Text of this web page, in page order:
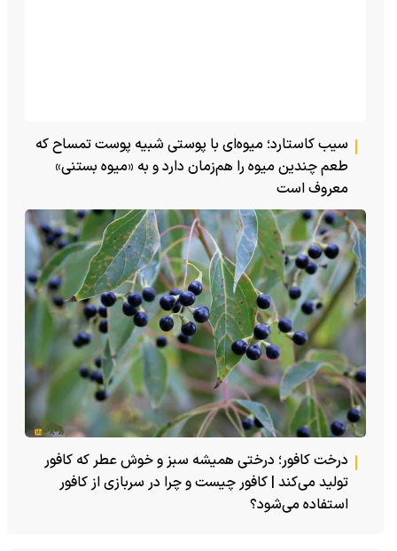
سیب کاستارد؛ میوه‌ای با پوستی شبیه پوست تمساح که
طعم چندین میوه را هم‌زمان دارد و به «میوه بستنی»
معروف است
درخت کافور؛ درختی همیشه سبز و خوش عطر که کافور
تولید می‌کند | کافور چیست و چرا در سربازی از کافور
استفاده می‌شود؟